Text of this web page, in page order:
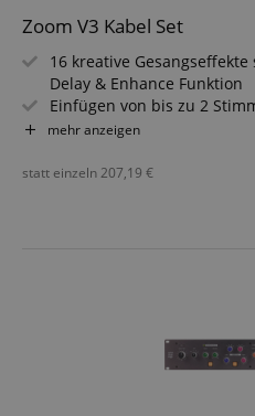
Zoom V3 Kabel Set
16 kreative
Delay & Enhance Funktion
Einfügen von bis zu 2
Harmonien über eine Oktave
Separate Regler für
Integrierter Enhancer für
48V Phantomspannung
mehr anzeigen
statt einzeln207,19 €